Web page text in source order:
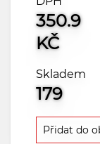
350.9
KČ
Skladem
179
Přidat do